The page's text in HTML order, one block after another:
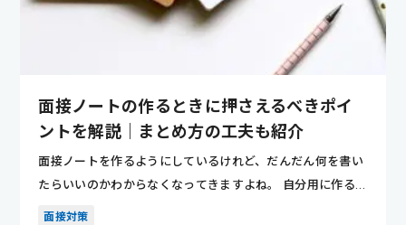
面接ノートの作るときに押さえるべきポイ
ントを解説｜まとめ方の工夫も紹介
面接ノートを作るようにしているけれど、だんだん何を書い
たらいいのかわからなくなってきますよね。 自分用に作るノ
ートとはい...
面接対策